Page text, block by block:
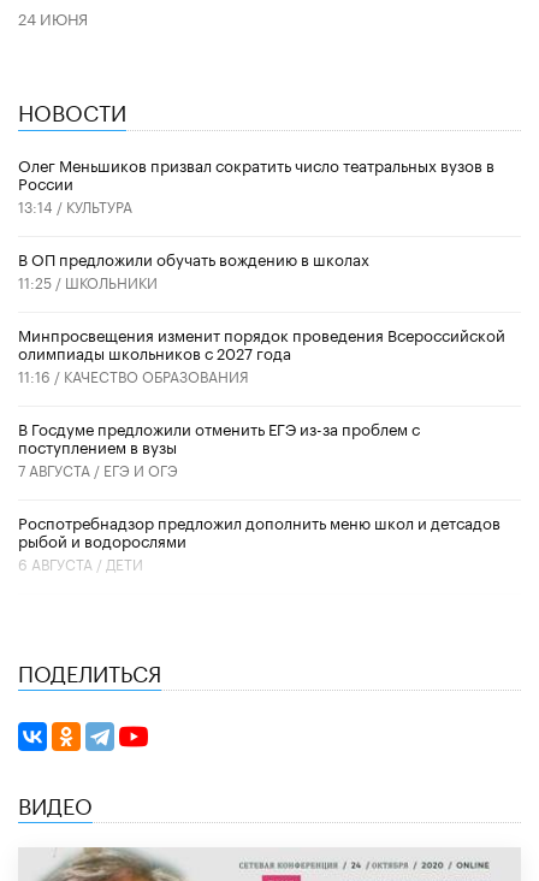
24 ИЮНЯ
НОВОСТИ
Олег Меньшиков призвал сократить число театральных вузов в
России
13:14 / КУЛЬТУРА
В ОП предложили обучать вождению в школах
11:25 / ШКОЛЬНИКИ
Минпросвещения изменит порядок проведения Всероссийской
олимпиады школьников с 2027 года
11:16 / КАЧЕСТВО ОБРАЗОВАНИЯ
В Госдуме предложили отменить ЕГЭ из-за проблем с
поступлением в вузы
7 АВГУСТА / ЕГЭ И ОГЭ
Роспотребнадзор предложил дополнить меню школ и детсадов
рыбой и водорослями
6 АВГУСТА / ДЕТИ
ПОДЕЛИТЬСЯ
ВИДЕО